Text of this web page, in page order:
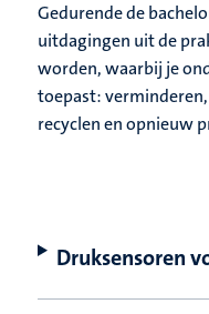
Gedurende de
uitdagingen uit de
worden, waarbij je
toepast:
recyclen en opnieuw
Druksensoren